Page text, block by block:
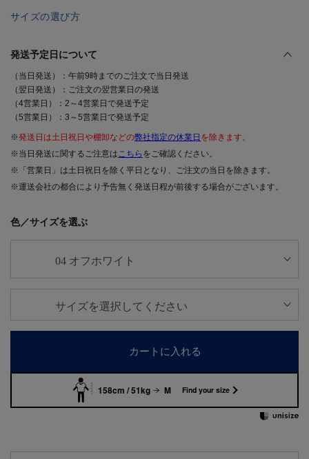
サイズの選び方
発送予定日について
（当日発送）：午前9時までのご注文で当日発送
（翌日発送）：ご注文の翌営業日の発送
（4営業日）：2～4営業日で発送予定
（5営業日）：3～5営業日で発送予定
※発送日は土日祝日や棚卸などの弊社指定の休業日 を除きます。
※当日発送に関するご注意はこちら をご確認ください。
※「営業日」は土日祝日を除く平日となり、ご注文の当日を除きます。
※運送会社の都合により予告無く発送日程が前後する場合がございます。
色／サイズを選ぶ
カートに入れる
158cm / 51kg M Find your size